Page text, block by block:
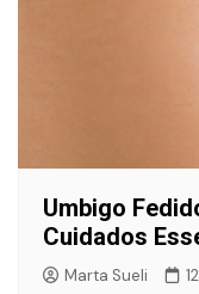
Umbigo
Cuidados
Marta Sueli